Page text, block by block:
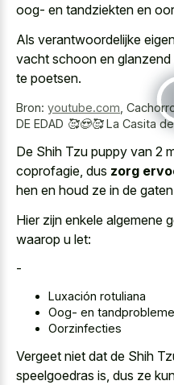
oog- en tandziekten en
Als verantwoordelijke
vacht schoon en
te poetsen.
Bron: youtube.com
DE EDAD 🥰😍🥰 La Casita
De Shih Tzu puppy van 2
coprofagie, dus zorg
hen en houd ze in de
Hier zijn enkele algemene
waarop u let:
-
Luxación rotuliana
Oog- en
Oorzinfecties
Vergeet niet dat de Shih
speelgoedras is, dus ze